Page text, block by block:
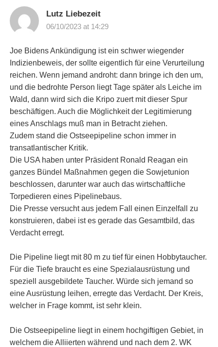
Lutz Liebezeit
06/10/2023 at 14:29
Joe Bidens Ankündigung ist ein schwer wiegender
Indizienbeweis, der sollte eigentlich für eine Verurteilung
reichen. Wenn jemand androht: dann bringe ich den um,
und die bedrohte Person liegt Tage später als Leiche im
Wald, dann wird sich die Kripo zuert mit dieser Spur
beschäftigen. Auch die Möglichkeit der Legitimierung
eines Anschlags muß man in Betracht ziehen.
Zudem stand die Ostseepipeline schon immer in
transatlantischer Kritik.
Die USA haben unter Präsident Ronald Reagan ein
ganzes Bündel Maßnahmen gegen die Sowjetunion
beschlossen, darunter war auch das wirtschaftliche
Torpedieren eines Pipelinebaus.
Die Presse versucht aus jedem Fall einen Einzelfall zu
konstruieren, dabei ist es gerade das Gesamtbild, das
Verdacht erregt.
Die Pipeline liegt mit 80 m zu tief für einen Hobbytaucher.
Für die Tiefe braucht es eine Spezialausrüstung und
speziell ausgebildete Taucher. Würde sich jemand so
eine Ausrüstung leihen, erregte das Verdacht. Der Kreis,
welcher in Frage kommt, ist sehr klein.
Die Ostseepipeline liegt in einem hochgiftigen Gebiet, in
welchem die Alliierten während und nach dem 2. WK